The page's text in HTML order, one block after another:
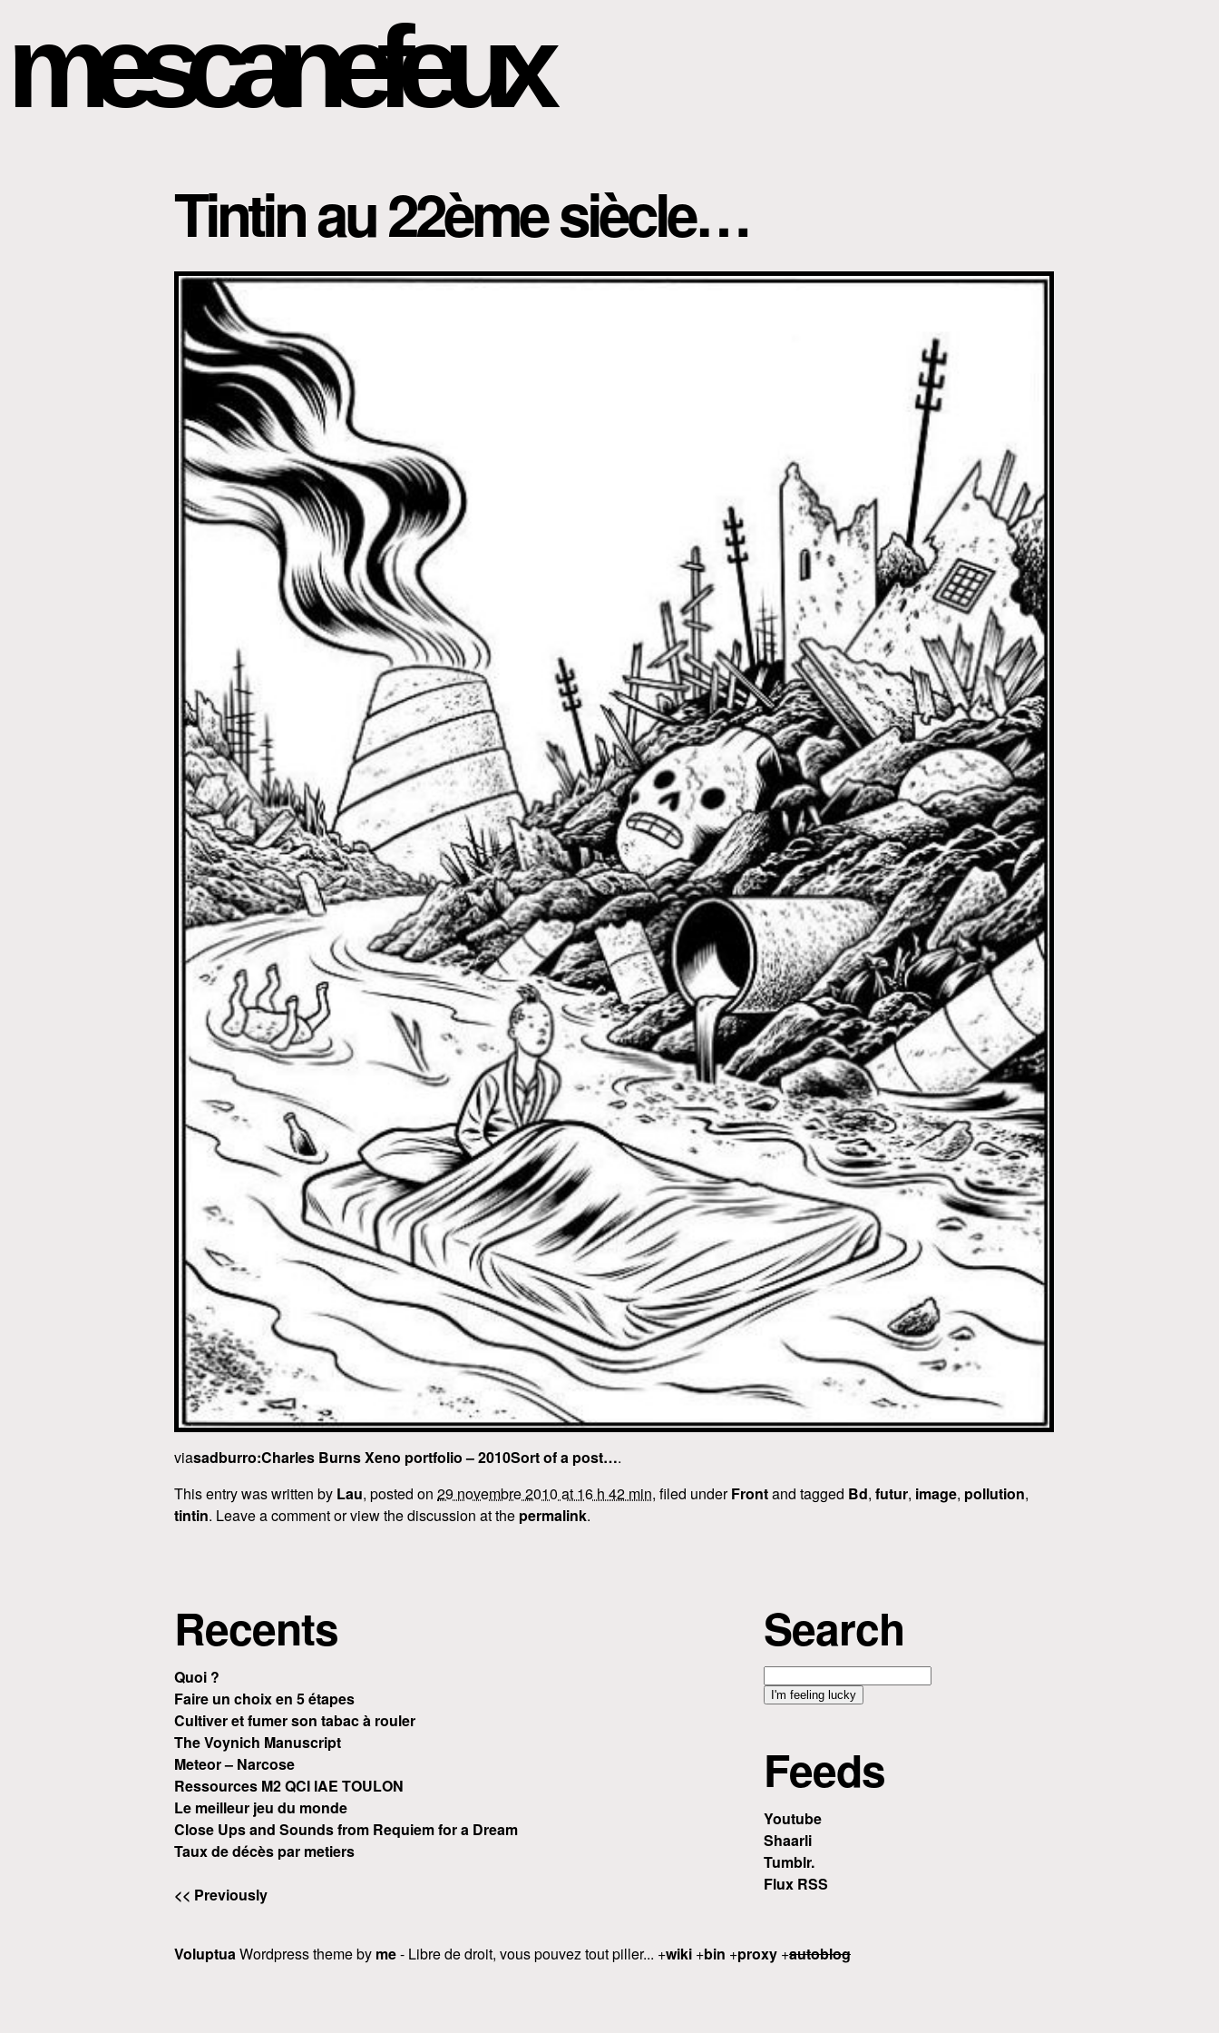
mescanefeux
Tintin au 22ème siècle…
viasadburro:Charles Burns Xeno portfolio – 2010Sort of a post….
This entry was written by Lau, posted on 29 novembre 2010 at 16 h 42 min, filed underFrontand tagged Bd, futur, image, pollution,
tintin. Leave a comment or view the discussion at the permalink.
Search
Feeds
Youtube
Shaarli
Tumblr.
Flux RSS
Recents
Quoi ?
Faire un choix en 5 étapes
Cultiver et fumer son tabac à rouler
The Voynich Manuscript
Meteor – Narcose
Ressources M2 QCI IAE TOULON
Le meilleur jeu du monde
Close Ups and Sounds from Requiem for a Dream
Taux de décès par metiers
<< Previously
VoluptuaWordpress theme by me- Libre de droit, vous pouvez tout piller... +wiki +bin +proxy +autoblog